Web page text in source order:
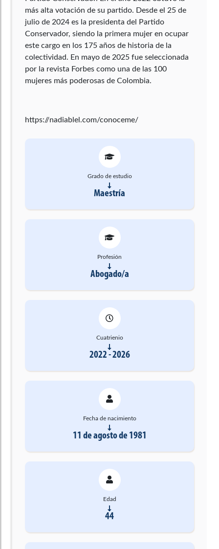
más alta votación de su partido. Desde el 25 de
julio de 2024 es la presidenta del Partido
Conservador, siendo la primera mujer en ocupar
este cargo en los 175 años de historia de la
colectividad. En mayo de 2025 fue seleccionada
por la revista Forbes como una de las 100
mujeres más poderosas de Colombia.
https://nadiablel.com/conoceme/
Grado de estudio
Maestría
Profesión
Abogado/a
Cuatrienio
2022 - 2026
Fecha de nacimiento
11 de agosto de 1981
Edad
44